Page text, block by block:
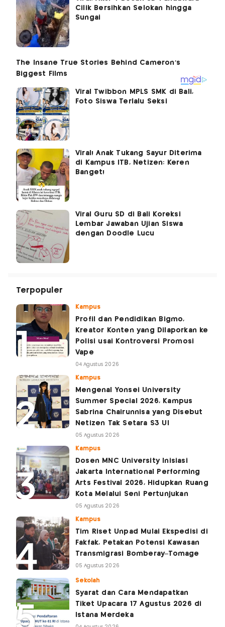
Cilik Bersihkan Selokan hingga
Sungai
Viral Twibbon MPLS SMK di Bali,
Foto Siswa Terlalu Seksi
Viral! Anak Tukang Sayur Diterima
di Kampus ITB, Netizen: Keren
Banget!
Viral Guru SD di Bali Koreksi
Lembar Jawaban Ujian Siswa
dengan Doodle Lucu
Terpopuler
Kampus
Profil dan Pendidikan Bigmo,
Kreator Konten yang Dilaporkan ke
Polisi usai Kontroversi Promosi
Vape
04 Agustus 2026
Kampus
Mengenal Yonsei University
Summer Special 2026, Kampus
Sabrina Chairunnisa yang Disebut
Netizen Tak Setara S3 UI
05 Agustus 2026
Kampus
Dosen MNC University Inisiasi
Jakarta International Performing
Arts Festival 2026, Hidupkan Ruang
Kota Melalui Seni Pertunjukan
05 Agustus 2026
Kampus
Tim Riset Unpad Mulai Ekspedisi di
Fakfak, Petakan Potensi Kawasan
Transmigrasi Bomberay–Tomage
05 Agustus 2026
Sekolah
Syarat dan Cara Mendapatkan
Tiket Upacara 17 Agustus 2026 di
Istana Merdeka